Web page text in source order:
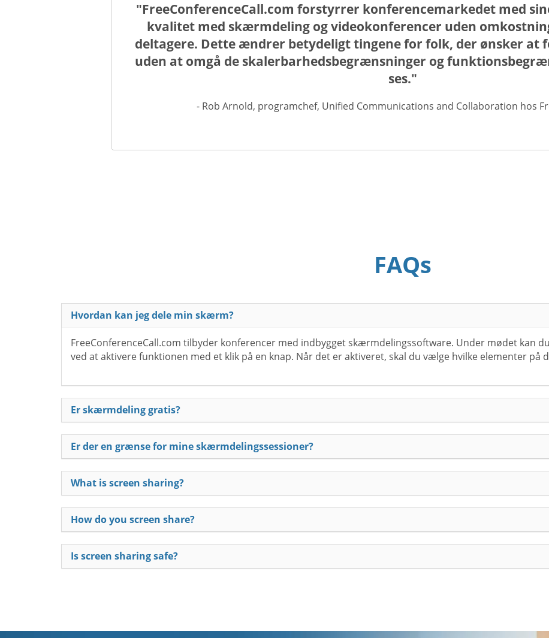
"FreeConferenceCall.com forstyrrer konferencemarkedet med
kvalitet med skærmdeling og videokonferencer uden
deltagere. Dette ændrer betydeligt tingene for folk, der ønsker at
uden at omgå de skalerbarhedsbegrænsninger og
ses."
- Rob Arnold, programchef, Unified Communications and Collaboration hos
FAQs
Hvordan kan jeg dele min skærm?
FreeConferenceCall.com tilbyder konferencer med indbygget skærmdelingssoftware. Under mødet kan
ved at aktivere funktionen med et klik på en knap. Når det er aktiveret, skal du vælge hvilke elementer på
Er skærmdeling gratis?
Er der en grænse for mine skærmdelingssessioner?
What is screen sharing?
How do you screen share?
Is screen sharing safe?